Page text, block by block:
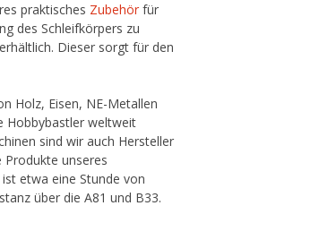
praktisches Zubehör für
des Schleifkörpers zu
Dieser sorgt für den
Holz, Eisen, NE-Metallen
Hobbybastler weltweit
sind wir auch Hersteller
unseres
etwa eine Stunde von
über die A81 und B33.